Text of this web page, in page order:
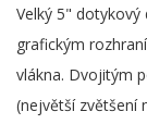
Velký 5"
grafickým
vlákna. Dvojitým
(největší zvětšení